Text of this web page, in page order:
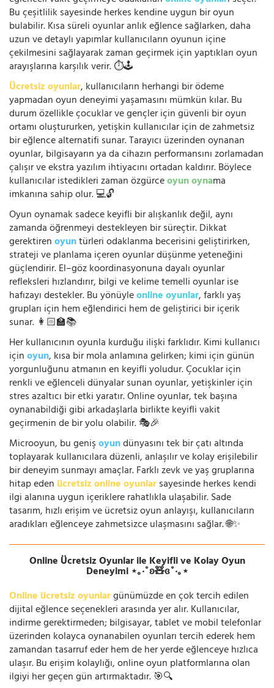
Bu çeşitlilik sayesinde herkes kendine uygun bir oyun
bulabilir. Kısa süreli oyunlar anlık eğlence sağlarken, daha
uzun ve detaylı yapımlar kullanıcıların oyunun içine
çekilmesini sağlayarak zaman geçirmek için yaptıkları oyun
arayışlarına karşılık verir. ⏱️🕹️
Ücretsiz oyunlar, kullanıcıların herhangi bir ödeme
yapmadan oyun deneyimi yaşamasını mümkün kılar. Bu
durum özellikle çocuklar ve gençler için güvenli bir oyun
ortamı oluştururken, yetişkin kullanıcılar için de zahmetsiz
bir eğlence alternatifi sunar. Tarayıcı üzerinden oynanan
oyunlar, bilgisayarın ya da cihazın performansını zorlamadan
çalışır ve ekstra yazılım ihtiyacını ortadan kaldırır. Böylece
kullanıcılar istedikleri zaman özgürceoyun oynama
imkanına sahip olur. 💻🔓
Oyun oynamak sadece keyifli bir alışkanlık değil, aynı
zamanda öğrenmeyi destekleyen bir süreçtir. Dikkat
gerektirenoyuntürleri odaklanma becerisini geliştirirken,
strateji ve planlama içeren oyunlar düşünme yeteneğini
güçlendirir. El–göz koordinasyonuna dayalı oyunlar
refleksleri hızlandırır, bilgi ve kelime temelli oyunlar ise
hafızayı destekler. Bu yönüyleonline oyunlar, farklı yaş
grupları için hem eğlendirici hem de geliştirici bir içerik
sunar. 👩🏻‍🏫📚
Her kullanıcının oyunla kurduğu ilişki farklıdır. Kimi kullanıcı
içinoyun, kısa bir mola anlamına gelirken; kimi için günün
yorgunluğunu atmanın en keyifli yoludur. Çocuklar için
renkli ve eğlenceli dünyalar sunan oyunlar, yetişkinler için
stres azaltıcı bir etki yaratır. Online oyunlar, tek başına
oynanabildiği gibi arkadaşlarla birlikte keyifli vakit
geçirmenin de bir yolu olabilir. 🎭🎉
Microoyun, bu genişoyundünyasını tek bir çatı altında
toplayarak kullanıcılara düzenli, anlaşılır ve kolay erişilebilir
bir deneyim sunmayı amaçlar. Farklı zevk ve yaş gruplarına
hitap eden ücretsiz online oyunlarsayesinde herkes kendi
ilgi alanına uygun içeriklere rahatlıkla ulaşabilir. Sade
tasarım, hızlı erişim ve ücretsiz oyun anlayışı, kullanıcıların
aradıkları eğlenceye zahmetsizce ulaşmasını sağlar. 🌐✨
Online Ücretsiz Oyunlar ile Keyifli ve Kolay Oyun
Deneyimi ⋆｡‧˚ʚ🧸ɞ˚‧｡⋆
Online ücretsiz oyunlargünümüzde en çok tercih edilen
dijital eğlence seçenekleri arasında yer alır. Kullanıcılar,
indirme gerektirmeden; bilgisayar, tablet ve mobil telefonlar
üzerinden kolayca oynanabilen oyunları tercih ederek hem
zamandan tasarruf eder hem de her yerde eğlenceye hızlıca
ulaşır. Bu erişim kolaylığı, online oyun platformlarına olan
ilgiyi her geçen gün artırmaktadır. 🎯🔍